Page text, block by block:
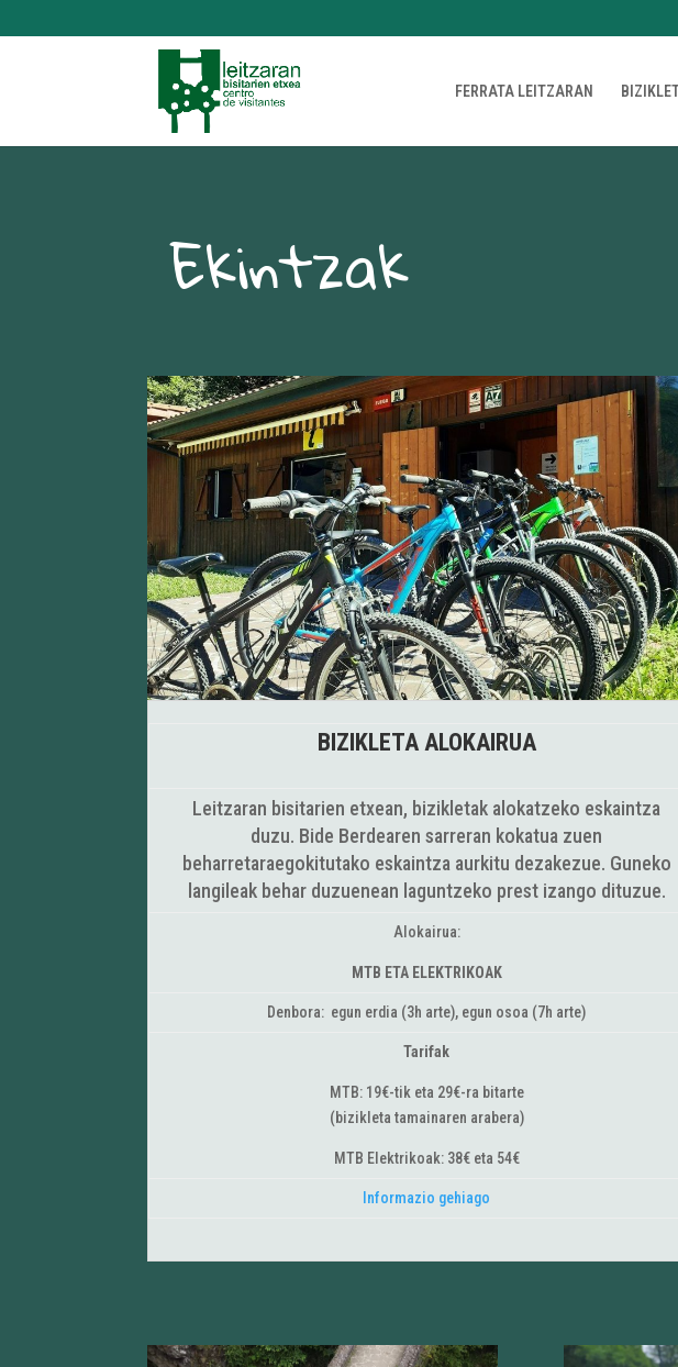
FERRATA LEITZARAN
Ekintzak
BIZIKLETA ALOKAIRUA
Leitzaran bisitarien etxean, bizikletak alokatzeko eskaintza
duzu. Bide Berdearen sarreran kokatua zuen
beharretaraegokitutako eskaintza aurkitu dezakezue. Guneko
langileak behar duzuenean laguntzeko prest izango dituzue.
Alokairua:
MTB ETA ELEKTRIKOAK
Denbora: egun erdia (3h arte), egun osoa (7h arte)
Tarifak
MTB: 19€-tik eta 29€-ra bitarte
(bizikleta tamainaren arabera)
MTB Elektrikoak: 38€ eta 54€
Informazio gehiago